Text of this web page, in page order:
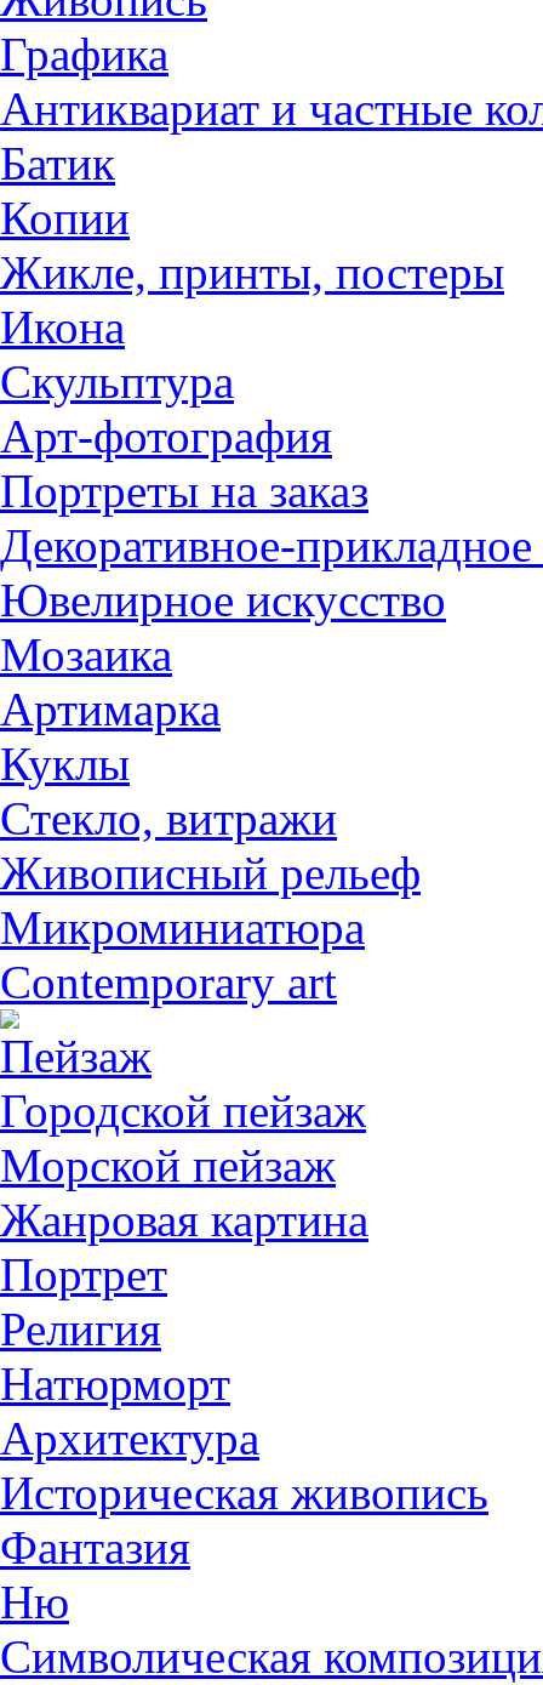
Графика
Антиквариат и частные
Батик
Копии
Жикле, принты, постеры
Икона
Скульптура
Арт-фотография
Портреты на заказ
Декоративное-прикладное
Ювелирное искусство
Мозаика
Артимарка
Куклы
Стекло, витражи
Живописный рельеф
Микроминиатюра
Contemporary art
Пейзаж
Городской пейзаж
Морской пейзаж
Жанровая картина
Портрет
Религия
Натюрморт
Архитектура
Историческая живопись
Фантазия
Ню
Символическая